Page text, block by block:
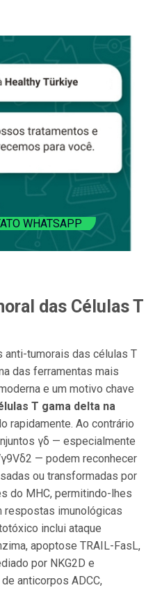
WHATSAPP
das Células T
tumorais das células T
das ferramentas mais
e um motivo chave
T gama delta na
rapidamente. Ao contrário
γδ — especialmente
— podem reconhecer
ou transformadas por
do MHC, permitindo-lhes
respostas imunológicas
inclui ataque
apoptose TRAIL-FasL,
por NKG2D e
anticorpos ADCC,